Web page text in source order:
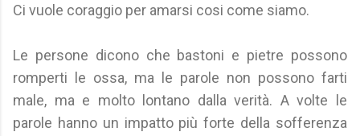
Ci vuole coraggio per amarsi cosi come siamo.
Le persone dicono che bastoni e pietre possono
romperti le ossa, ma le parole non possono farti
male, ma e molto lontano dalla verità. A volte le
parole hanno un impatto più forte della sofferenza